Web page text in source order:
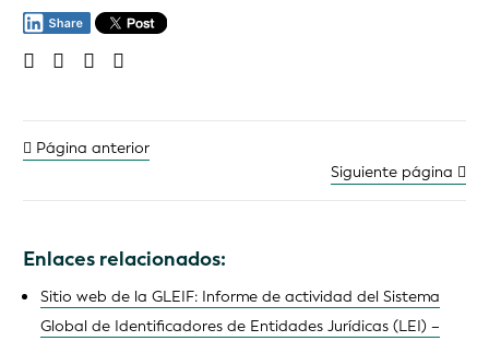
Página anterior
Siguiente página
Enlaces relacionados:
Sitio web de la GLEIF: Informe de actividad del Sistema
Global de Identificadores de Entidades Jurídicas (LEI) –